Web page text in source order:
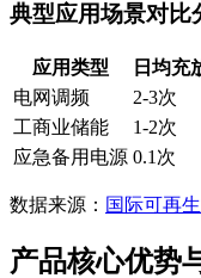
典型应用场景对比
应用类型 日均充
电网调频
2-3次
工商业储能
1-2次
应急备用电源 0.1次
数据来源： 国际可再
产品核心优势